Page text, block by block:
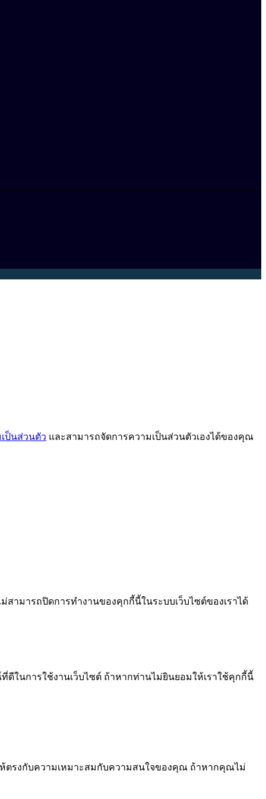
ป็นส่วนตัว และสามารถจัดการความเป็นส่วนตัวเองได้ของคุณ
ามารถปิดการทำงานของคุกกี้นี้ในระบบเว็บไซต์ของเราได้
ในการใช้งานเว็บไซต์ ถ้าหากท่านไม่ยินยอมให้เราใช้คุกกี้นี้
ห้ตรงกับความเหมาะสมกับความสนใจของคุณ ถ้าหากคุณไม่